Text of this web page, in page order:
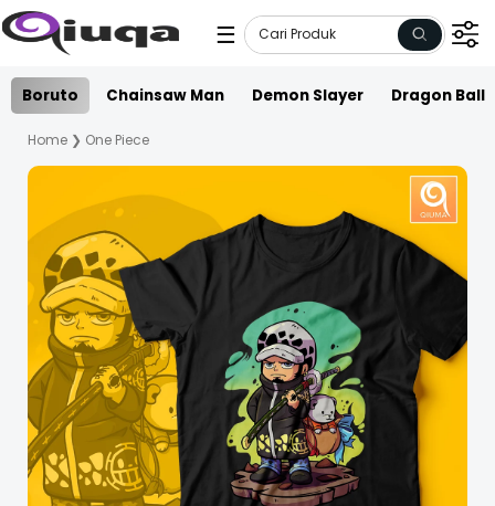
☰
Boruto Chainsaw Man Demon Slayer Dragon Ball
Home ❯ One Piece